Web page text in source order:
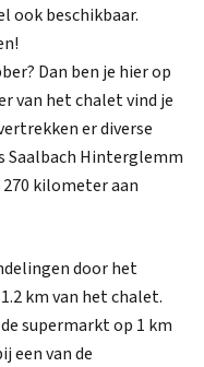
ook beschikbaar.
Dan ben je hier op
van het chalet vind je
er diverse
Saalbach Hinterglemm
kilometer aan
door het
km van het chalet.
supermarkt op 1 km
een van de